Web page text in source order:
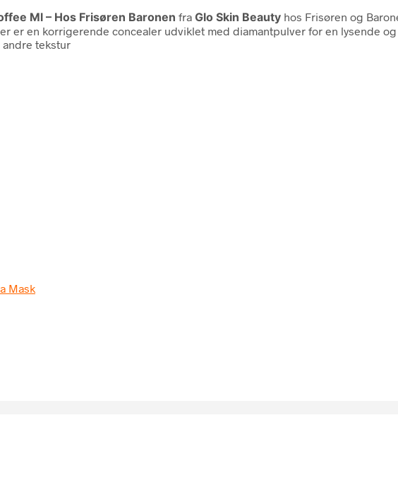
Ml – Hos Frisøren Baronen fra Glo Skin Beauty hos Frisøren og
er en korrigerende concealer udviklet med diamantpulver for en lysende
tekstur